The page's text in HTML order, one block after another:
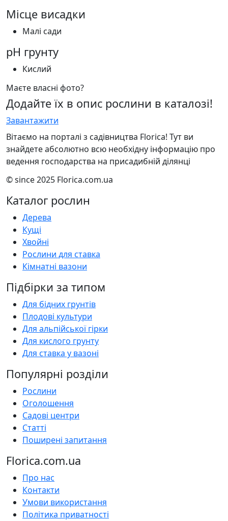
Місце висадки
Малі сади
pH грунту
Кислий
Маєте власні фото?
Додайте їх в опис рослини в каталозі!
Завантажити
Вітаємо на порталі з садівництва Florica! Тут ви
знайдете абсолютно всю необхідну інформацію про
ведення господарства на присадибній ділянці
© since 2025 Florica.com.ua
Каталог рослин
Дерева
Кущі
Хвойні
Рослини для ставка
Кімнатні вазони
Підбірки за типом
Для бідних грунтів
Плодові культури
Для альпійської гірки
Для кислого грунту
Для ставка у вазоні
Популярні розділи
Рослини
Оголошення
Садові центри
Статті
Поширені запитання
Florica.com.ua
Про нас
Контакти
Умови використання
Політика приватності